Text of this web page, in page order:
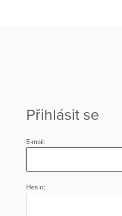
Přihlásit se
E-mail:
Heslo: